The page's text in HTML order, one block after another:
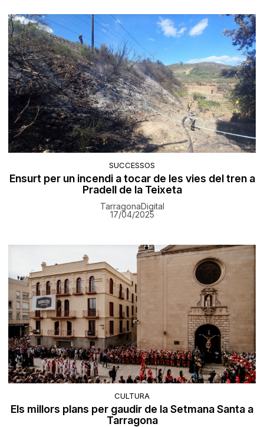
SUCCESSOS
Ensurt per un incendi a tocar de les vies del tren a
Pradell de la Teixeta
TarragonaDigital
17/04/2025
CULTURA
Els millors plans per gaudir de la Setmana Santa a
Tarragona